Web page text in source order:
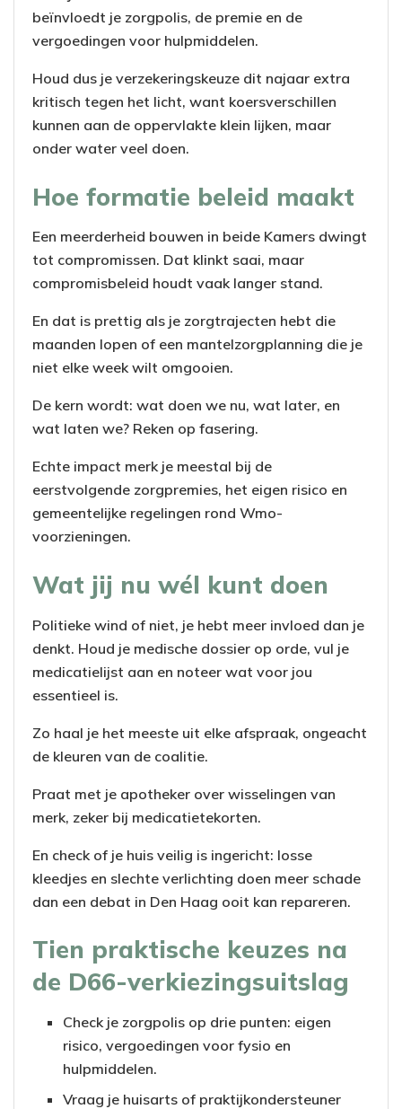
beïnvloedt je zorgpolis, de premie en de
vergoedingen voor hulpmiddelen.
Houd dus je verzekeringskeuze dit najaar extra
kritisch tegen het licht, want koersverschillen
kunnen aan de oppervlakte klein lijken, maar
onder water veel doen.
Hoe formatie beleid maakt
Een meerderheid bouwen in beide Kamers dwingt
tot compromissen. Dat klinkt saai, maar
compromisbeleid houdt vaak langer stand.
En dat is prettig als je zorgtrajecten hebt die
maanden lopen of een mantelzorgplanning die je
niet elke week wilt omgooien.
De kern wordt: wat doen we nu, wat later, en
wat laten we? Reken op fasering.
Echte impact merk je meestal bij de
eerstvolgende zorgpremies, het eigen risico en
gemeentelijke regelingen rond Wmo-
voorzieningen.
Wat jij nu wél kunt doen
Politieke wind of niet, je hebt meer invloed dan je
denkt. Houd je medische dossier op orde, vul je
medicatielijst aan en noteer wat voor jou
essentieel is.
Zo haal je het meeste uit elke afspraak, ongeacht
de kleuren van de coalitie.
Praat met je apotheker over wisselingen van
merk, zeker bij medicatietekorten.
En check of je huis veilig is ingericht: losse
kleedjes en slechte verlichting doen meer schade
dan een debat in Den Haag ooit kan repareren.
Tien praktische keuzes na
de D66-verkiezingsuitslag
Check je zorgpolis op drie punten: eigen
risico, vergoedingen voor fysio en
hulpmiddelen.
Vraag je huisarts of praktijkondersteuner